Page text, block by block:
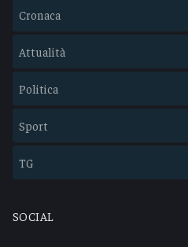
Cronaca
Attualità
Politica
Sport
TG
SOCIAL